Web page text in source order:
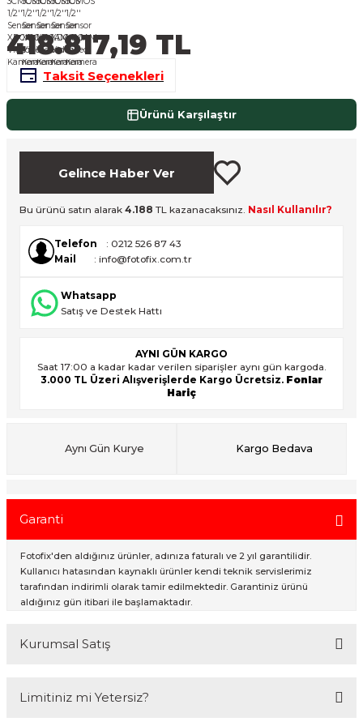
Cihazları
418.817,19 TL
Taksit Seçenekleri
Ürünü Karşılaştır
Gelince Haber Ver
Bu ürünü satın alarak 4.188 TL kazanacaksınız. Nasıl Kullanılır?
Telefon
: 0212 526 87 43
Mail
: info@fotofix.com.tr
Whatsapp
Satış ve Destek Hattı
AYNI GÜN KARGO
Saat 17:00 a kadar kadar verilen siparişler aynı gün kargoda.
3.000 TL Üzeri Alışverişlerde Kargo Ücretsiz. Fonlar
Hariç
Aynı Gün Kurye Kargo Bedava
Garanti
Fotofix'den aldığınız ürünler, adınıza faturalı ve 2 yıl garantilidir.
Kullanıcı hatasından kaynaklı ürünler kendi teknik servislerimiz
tarafından indirimli olarak tamir edilmektedir. Garantiniz ürünü
aldığınız gün itibari ile başlamaktadır.
Kurumsal Satış
online web sitesi olan www.fotofix.com.tr üzerinden hizmet
Limitiniz mi Yetersiz?